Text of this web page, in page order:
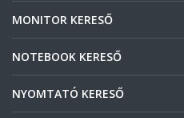
MONITOR KERESŐ
NOTEBOOK KERESŐ
NYOMTATÓ KERESŐ